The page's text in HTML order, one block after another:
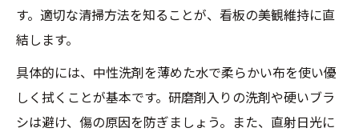
す。適切な清掃方法を知ることが、看板の美観維持に直
結します。
具体的には、中性洗剤を薄めた水で柔らかい布を使い優
しく拭くことが基本です。研磨剤入りの洗剤や硬いブラ
シは避け、傷の原因を防ぎましょう。また、直射日光に